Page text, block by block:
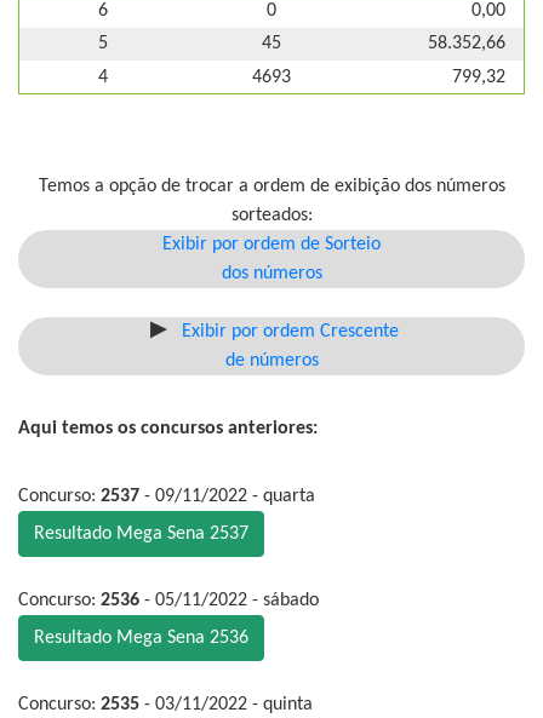
6 0
0,00
5
45
58.352,66
4
4693 799,32
Temos a opção de trocar a ordem de exibição dos números
sorteados:
Exibir por ordem de Sorteio
dos números
Exibir por ordem Crescente
de números
Aqui temos os concursos anteriores:
Concurso: 2537 - 09/11/2022 - quarta
Resultado Mega Sena 2537
Concurso: 2536 - 05/11/2022 - sábado
Resultado Mega Sena 2536
Concurso: 2535 - 03/11/2022 - quinta